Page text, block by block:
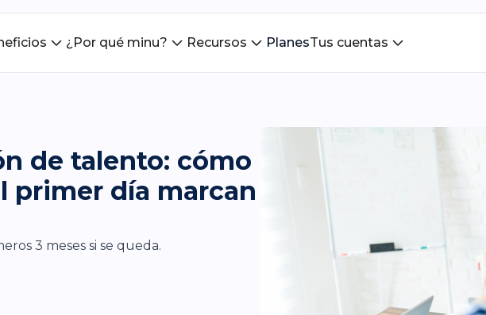
¿Por qué minu? Recursos PlanesTus cuentas
de talento: cómo
primer día marcan
3 meses si se queda.